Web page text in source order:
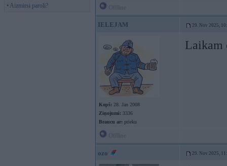
• Aizmirsi paroli?
IELEJAM 29. Nov 2025,
Kopš: 28. Jan 2008
Ziņojumi: 3336
Braucu ar: prieku
ozo 29. Nov 2025,